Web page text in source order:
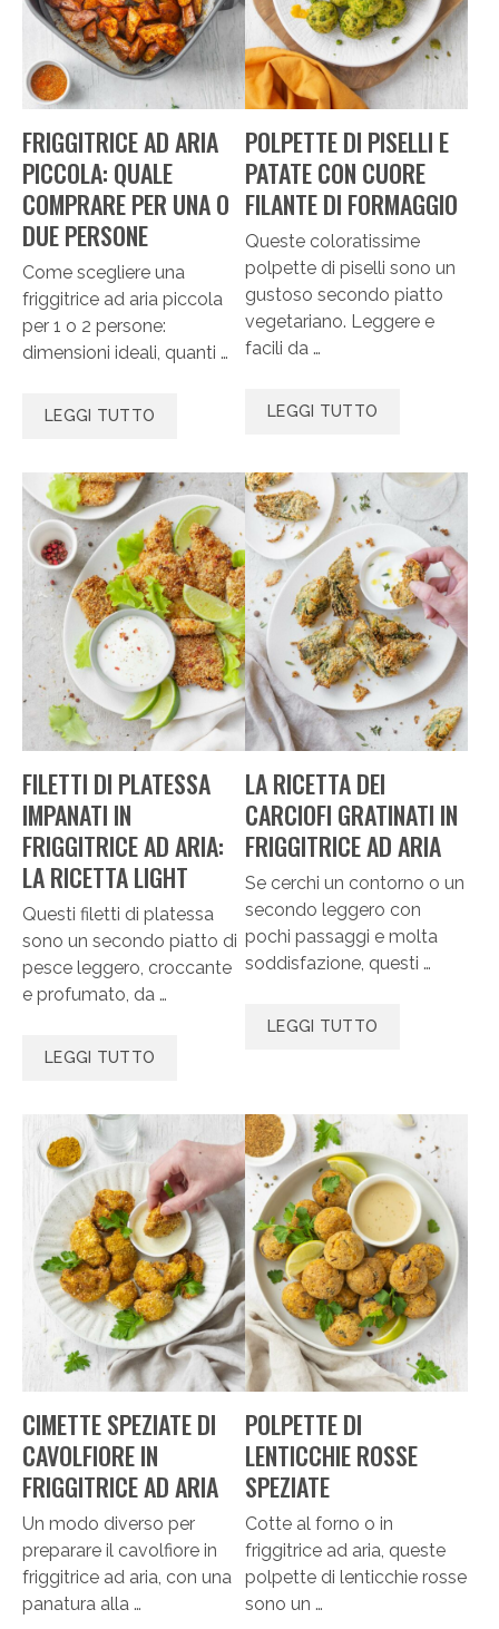
FRIGGITRICE AD ARIA
PICCOLA: QUALE
COMPRARE PER UNA O
DUE PERSONE
Come scegliere una
friggitrice ad aria piccola
per 1 o 2 persone:
dimensioni ideali, quanti …
LEGGI TUTTO
POLPETTE DI PISELLI E
PATATE CON CUORE
FILANTE DI FORMAGGIO
Queste coloratissime
polpette di piselli sono un
gustoso secondo piatto
vegetariano. Leggere e
facili da …
LEGGI TUTTO
FILETTI DI PLATESSA
IMPANATI IN
FRIGGITRICE AD ARIA:
LA RICETTA LIGHT
Questi filetti di platessa
sono un secondo piatto di
pesce leggero, croccante
e profumato, da …
LEGGI TUTTO
LA RICETTA DEI
CARCIOFI GRATINATI IN
FRIGGITRICE AD ARIA
Se cerchi un contorno o un
secondo leggero con
pochi passaggi e molta
soddisfazione, questi …
LEGGI TUTTO
CIMETTE SPEZIATE DI
CAVOLFIORE IN
FRIGGITRICE AD ARIA
Un modo diverso per
preparare il cavolfiore in
friggitrice ad aria, con una
panatura alla …
POLPETTE DI
LENTICCHIE ROSSE
SPEZIATE
Cotte al forno o in
friggitrice ad aria, queste
polpette di lenticchie rosse
sono un …